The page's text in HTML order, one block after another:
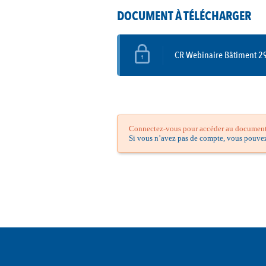
DOCUMENT À TÉLÉCHARGER
CR Webinaire Bâtiment
Connectez-vous pour accéder au
Si vous n’avez pas de compte, vous